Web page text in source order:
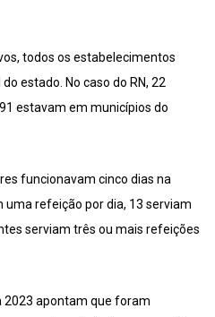
todos os estabelecimentos
estado. No caso do RN, 22
estavam em municípios do
funcionavam cinco dias na
uma refeição por dia, 13 serviam
serviam três ou mais refeições
2023 apontam que foram